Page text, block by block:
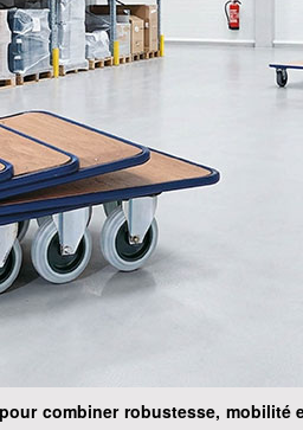
combiner robustesse, mobilité